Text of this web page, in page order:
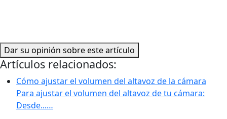
Dar su opinión sobre este artículo
Artículos relacionados:
Cómo ajustar el volumen del altavoz de la cámara
Para ajustar el volumen del altavoz de tu cámara:
Desde...…